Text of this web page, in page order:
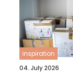
inspiration
04. July 2026